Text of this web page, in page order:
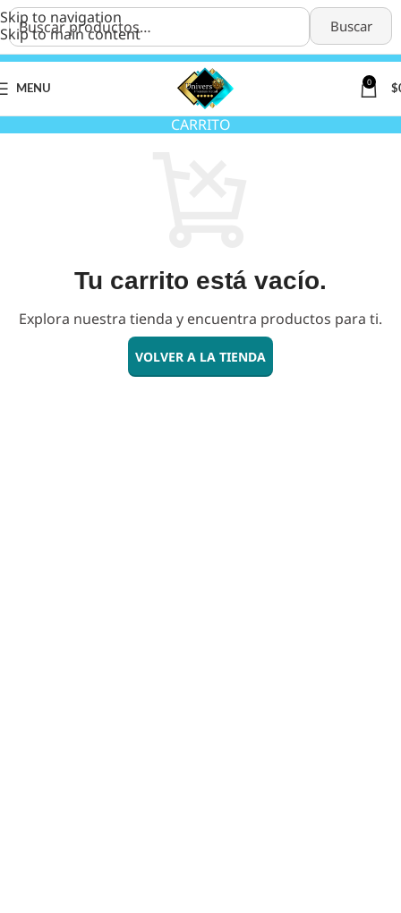
Buscar
Skip to navigation
Skip to main content
MENU
0
$
CARRITO
Tu carrito está vacío.
VOLVER A LA TIENDA